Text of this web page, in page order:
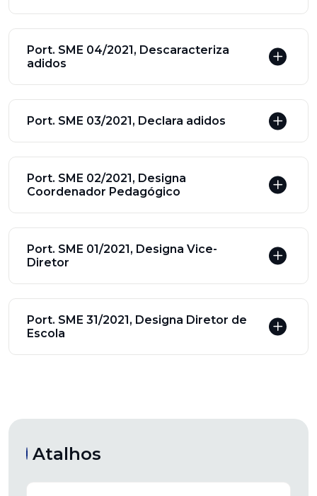
Port. SME 04/2021, Descaracteriza
adidos
Port. SME 03/2021, Declara adidos
Port. SME 02/2021, Designa
Coordenador Pedagógico
Port. SME 01/2021, Designa Vice-
Diretor
Port. SME 31/2021, Designa Diretor de
Escola
Atalhos